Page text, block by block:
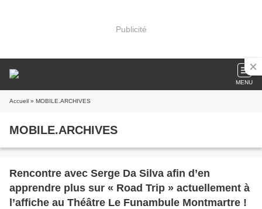
Publicité
MENU
Accueil » MOBILE.ARCHIVES
MOBILE.ARCHIVES
Rencontre avec Serge Da Silva afin d’en
apprendre plus sur « Road Trip » actuellement à
l’affiche au Théâtre Le Funambule Montmartre !